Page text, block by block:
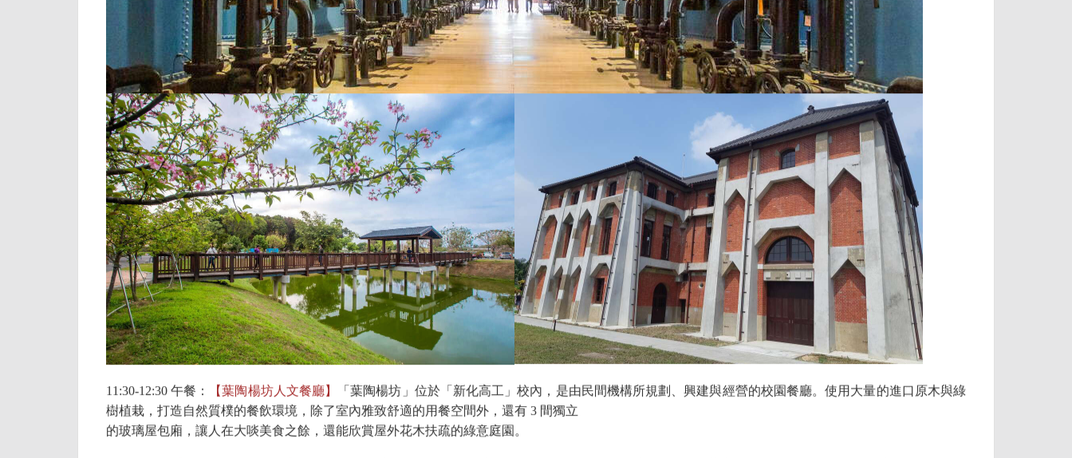
11:30-12:30 午餐： 【葉陶楊坊人文餐廳】
「葉陶楊坊」位於「新化高工」校內，是由民間機構所規劃、興建與經營的校園餐廳。使用大量的進口原木與綠
樹植栽，打造自然質樸的餐飲環境，除了室內雅致舒適的用餐空間外，還有 3 間獨立
的玻璃屋包廂，讓人在大啖美食之餘，還能欣賞屋外花木扶疏的綠意庭園。